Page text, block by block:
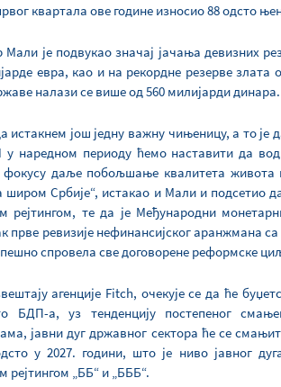
квартала ове године износио 88 одсто
је подвукао значај јачања девизних
евра, као и на рекордне резерве злата
налази се више од 560 милијарди динара.
истакнем још једну важну чињеницу, а то
у наредном периоду ћемо наставити да
фокусу даље побољшање квалитета
широм Србије“, истакао и Мали и подсетио
рејтингом, те да је Међународни
прве ревизије нефинансијског аранжмана
спровела све договорене реформске
агенције Fitch, очекује се да ће
БДП-а, уз тенденцију постепеног
јавни дуг државног сектора ће се
у 2027. години, што је ниво јавног
рејтингом „ББ“ и „БББ“.